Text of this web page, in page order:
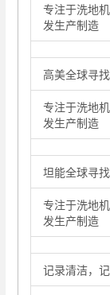
专注于洗地
发生产制造
高美全球寻
专注于洗地
发生产制造
坦能全球寻
专注于洗地
发生产制造
记录清洁，